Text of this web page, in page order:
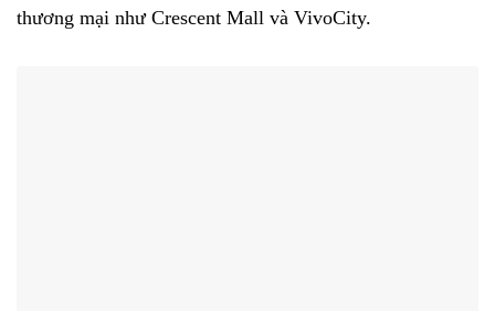
thương mại như Crescent Mall và VivoCity.